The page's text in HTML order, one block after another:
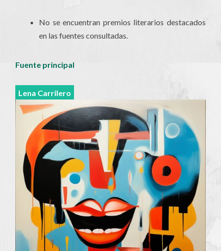
No se encuentran premios literarios destacados
en las fuentes consultadas.
Fuente principal
Lena Carrilero